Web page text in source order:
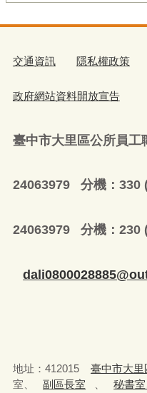
交通資訊 隱私權政策
政府網站資料開放宣告
臺中市大里區公所員工
公務人
24063979 分機：330
勞基法
24063979 分機：230
電子
地址：412015 臺中市大里
室、
副區長室 秘書室